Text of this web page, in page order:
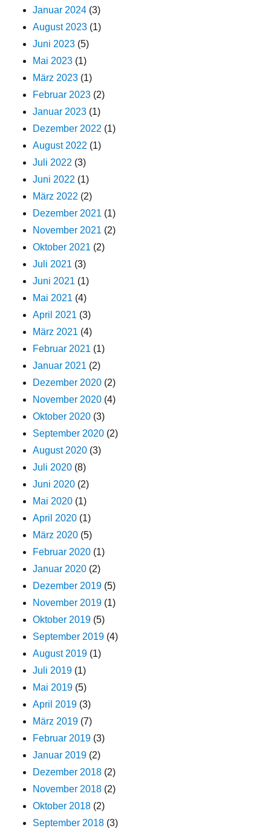
Januar 2024 (3)
August 2023 (1)
Juni 2023 (5)
Mai 2023 (1)
März 2023 (1)
Februar 2023 (2)
Januar 2023 (1)
Dezember 2022 (1)
August 2022 (1)
Juli 2022 (3)
Juni 2022 (1)
März 2022 (2)
Dezember 2021 (1)
November 2021 (2)
Oktober 2021 (2)
Juli 2021 (3)
Juni 2021 (1)
Mai 2021 (4)
April 2021 (3)
März 2021 (4)
Februar 2021 (1)
Januar 2021 (2)
Dezember 2020 (2)
November 2020 (4)
Oktober 2020 (3)
September 2020 (2)
August 2020 (3)
Juli 2020 (8)
Juni 2020 (2)
Mai 2020 (1)
April 2020 (1)
März 2020 (5)
Februar 2020 (1)
Januar 2020 (2)
Dezember 2019 (5)
November 2019 (1)
Oktober 2019 (5)
September 2019 (4)
August 2019 (1)
Juli 2019 (1)
Mai 2019 (5)
April 2019 (3)
März 2019 (7)
Februar 2019 (3)
Januar 2019 (2)
Dezember 2018 (2)
November 2018 (2)
Oktober 2018 (2)
September 2018 (3)